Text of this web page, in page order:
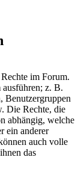
im Forum.
z. B.
Benutzergruppen
Die Rechte, die
abhängig, welche
ein anderer
auch volle
das